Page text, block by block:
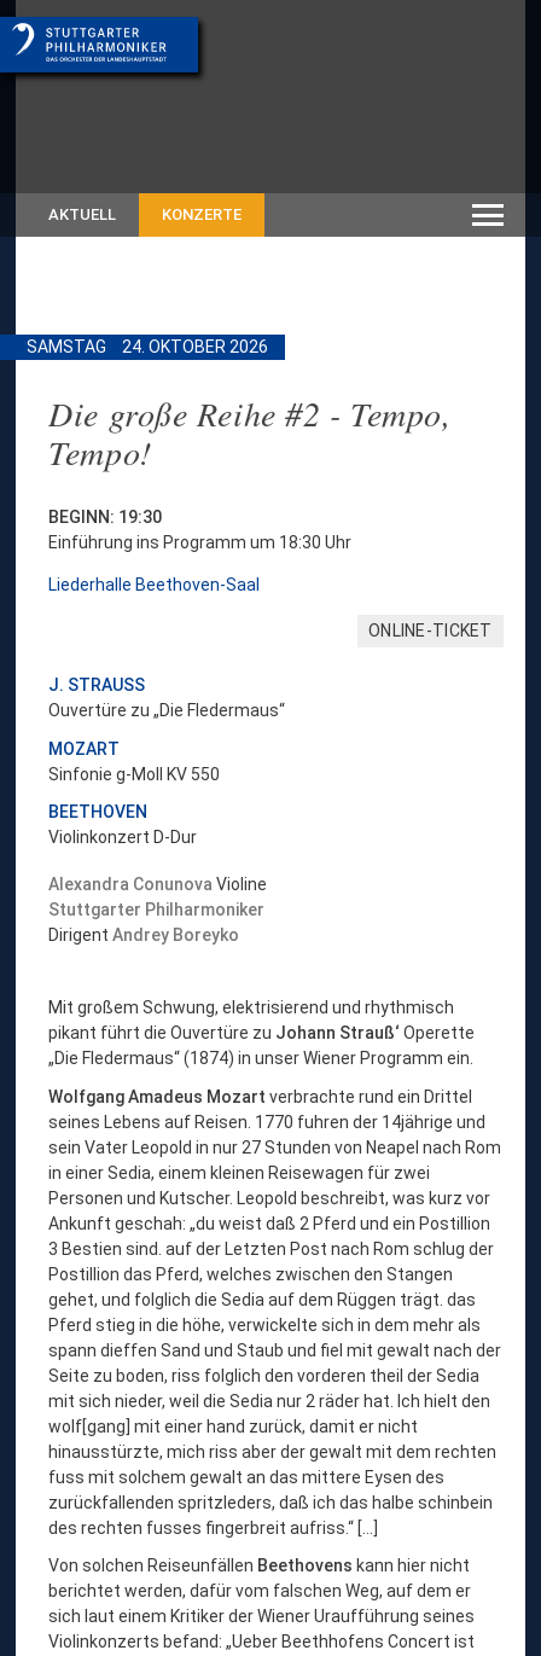
AKTUELL KONZERTE
SAMSTAG 24. OKTOBER 2026
Die große Reihe #2 - Tempo,
Tempo!
BEGINN: 19:30
Einführung ins Programm um 18:30 Uhr
Liederhalle Beethoven-Saal
ONLINE-TICKET
J. STRAUSS
Ouvertüre zu „Die Fledermaus“
MOZART
Sinfonie g-Moll KV 550
BEETHOVEN
Violinkonzert D-Dur
Alexandra Conunova Violine
Stuttgarter Philharmoniker
DirigentAndrey Boreyko
Mit großem Schwung, elektrisierend und rhythmisch
pikant führt die Ouvertüre zu Johann Strauß‘Operette
„Die Fledermaus“ (1874) in unser Wiener Programm ein.
Wolfgang Amadeus Mozartverbrachte rund ein Drittel
seines Lebens auf Reisen. 1770 fuhren der 14jährige und
sein Vater Leopold in nur 27 Stunden von Neapel nach Rom
in einer Sedia, einem kleinen Reisewagen für zwei
Personen und Kutscher. Leopold beschreibt, was kurz vor
Ankunft geschah: „du weist daß 2 Pferd und ein Postillion
3 Bestien sind. auf der Letzten Post nach Rom schlug der
Postillion das Pferd, welches zwischen den Stangen
gehet, und folglich die Sedia auf dem Rüggen trägt. das
Pferd stieg in die höhe, verwickelte sich in dem mehr als
spann dieffen Sand und Staub und fiel mit gewalt nach der
Seite zu boden, riss folglich den vorderen theil der Sedia
mit sich nieder, weil die Sedia nur 2 räder hat. Ich hielt den
wolf[gang] mit einer hand zurück, damit er nicht
hinausstürzte, mich riss aber der gewalt mit dem rechten
fuss mit solchem gewalt an das mittere Eysen des
zurückfallenden spritzleders, daß ich das halbe schinbein
des rechten fusses fingerbreit aufriss.“ […]
Von solchen Reiseunfällen Beethovens kann hier nicht
berichtet werden, dafür vom falschen Weg, auf dem er
sich laut einem Kritiker der Wiener Uraufführung seines
Violinkonzerts befand: „Ueber Beethhofens Concert ist